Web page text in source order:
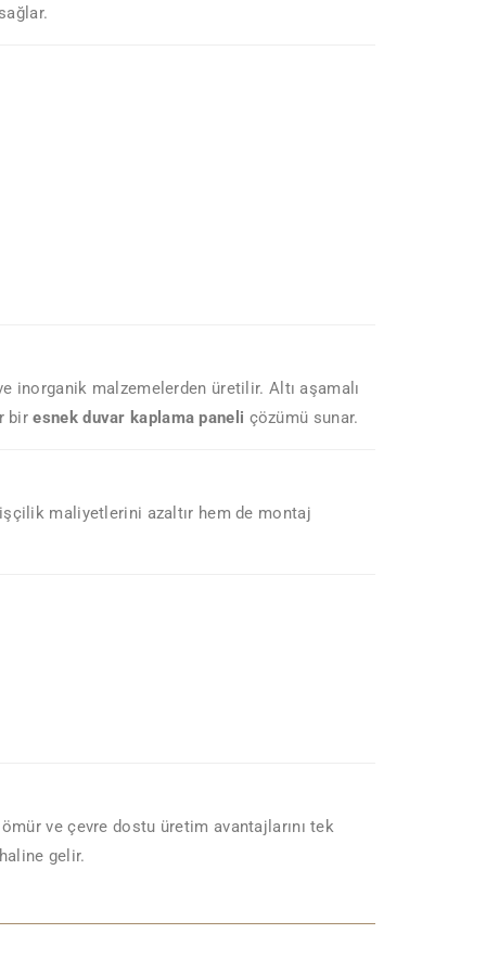
malzemelerden üretilir. Altı aşamalı
biresnek duvar kaplama paneli çözümü sunar.
maliyetlerini azaltır hem de montaj
ve çevre dostu üretim avantajlarını tek
gelir.